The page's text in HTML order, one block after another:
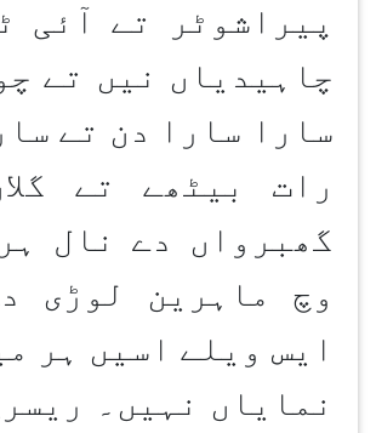
پیراشوٹر تے آئی
چاہیدیاں نیں تے
سارا سارا دن تے
رات بیٹھے تے
گھبرواں دے نال
وچ ماہرین لوڑی
ایس ویلے اسیں ہر
نمایاں نہیں۔